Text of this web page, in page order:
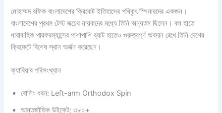
মোহাম্মদ রফিক বাংলাদেশের ক্রিকেট ইতিহাসের পথিকৃৎ স্পিনারদের একজন।
বাংলাদেশের প্রথম টেস্ট জয়ের নায়কদের মধ্যে তিনি অন্যতম ছিলেন। বল হাতে
ধারাবাহিক পারফরম্যান্সের পাশাপাশি ব্যাট হাতেও গুরুত্বপূর্ণ অবদান রেখে তিনি দেশের
ক্রিকেটে বিশেষ স্থান অর্জন করেছেন।
ক্যারিয়ার পরিসংখ্যান
বোলিং ধরন: Left-arm Orthodox Spin
আন্তর্জাতিক উইকেট: ৩৮০+